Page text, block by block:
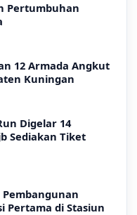
Pertumbuhan
12 Armada Angkut
Kuningan
Digelar 14
Sediakan Tiket
Pembangunan
Pertama di Stasiun